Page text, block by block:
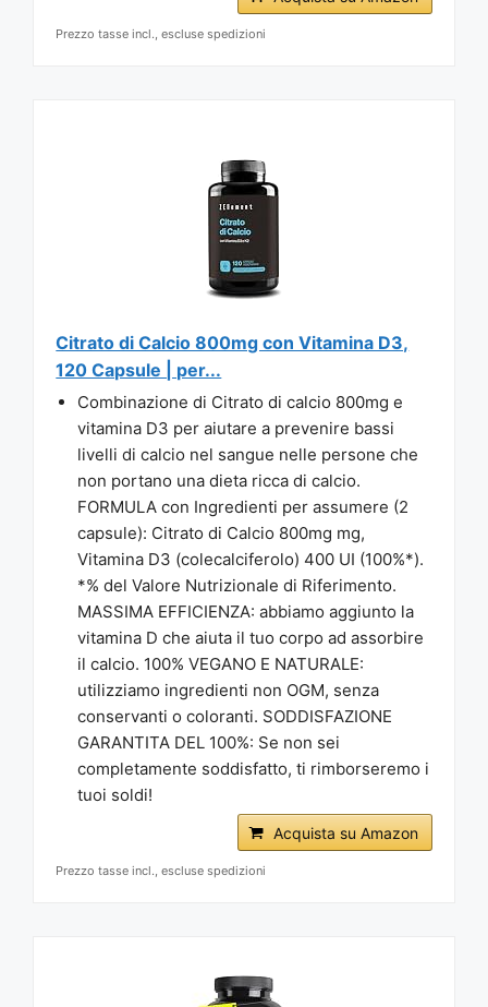
Prezzo tasse incl., escluse spedizioni
Citrato di Calcio 800mg con Vitamina D3,
120 Capsule | per...
Combinazione di Citrato di calcio 800mg e
vitamina D3 per aiutare a prevenire bassi
livelli di calcio nel sangue nelle persone che
non portano una dieta ricca di calcio.
FORMULA con Ingredienti per assumere (2
capsule): Citrato di Calcio 800mg mg,
Vitamina D3 (colecalciferolo) 400 UI (100%*).
*% del Valore Nutrizionale di Riferimento.
MASSIMA EFFICIENZA: abbiamo aggiunto la
vitamina D che aiuta il tuo corpo ad assorbire
il calcio. 100% VEGANO E NATURALE:
utilizziamo ingredienti non OGM, senza
conservanti o coloranti. SODDISFAZIONE
GARANTITA DEL 100%: Se non sei
completamente soddisfatto, ti rimborseremo i
tuoi soldi!
Acquista su Amazon
Prezzo tasse incl., escluse spedizioni